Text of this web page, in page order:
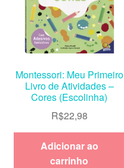
Montessori: Meu Primeiro
Livro de Atividades –
Cores (Escolinha)
R$22,98
Adicionar ao
carrinho